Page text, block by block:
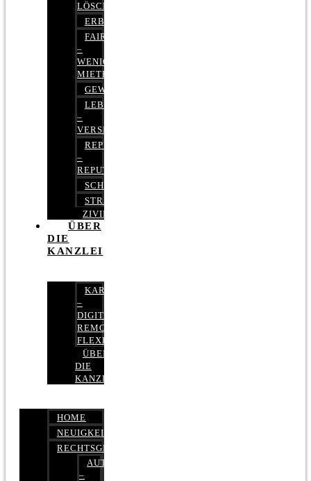
LÖSCHEN
ERBRECHT
FAIRMIETEN
–
WENIGER
MIETE
GEWERBERECHT
LEBENSVERSICHERUNG
–
VERSICHERUNGSRECHT
REPUTATIONSRECHT
–
REPUTATIONSMANAGEMENT
SCHUFARECHT
STRAFRECHT
ZIVILRECHT
ÜBER
DIE
KANZLEI
KARRIERE
–
DIGITAL,
REMOTE,
FLEXIBEL
ÜBER
DIE
KANZLEI
HOME
NEUIGKEITEN
RECHTSGEBIETE
AUTOBETRUG
–